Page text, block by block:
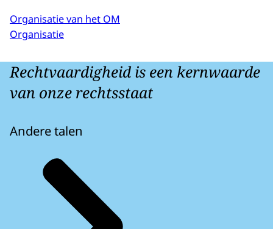
Organisatie van het OM
Organisatie
Rechtvaardigheid is een kernwaarde
van onze rechtsstaat
Andere talen